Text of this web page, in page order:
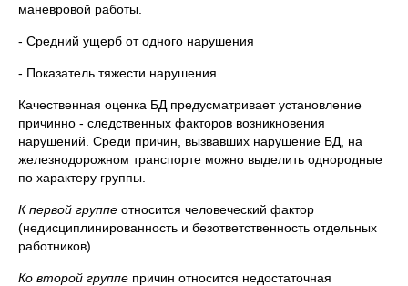
маневровой работы.
- Средний ущерб от одного нарушения
- Показатель тяжести нарушения.
Качественная оценка БД предусматривает установление
причинно - следственных факторов возникновения
нарушений. Среди причин, вызвавших нарушение БД, на
железнодорожном транспорте можно выделить однородные
по характеру группы.
К первой группе относится человеческий фактор
(недисциплинированность и безответственность отдельных
работников).
Ко второй группе причин относится недостаточная